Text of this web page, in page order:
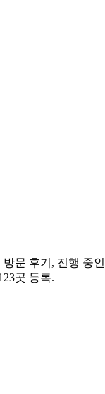
문 후기, 진행 중인
곳 등록.